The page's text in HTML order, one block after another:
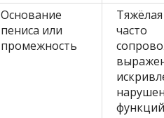
Основание
пениса или
промежность
часто